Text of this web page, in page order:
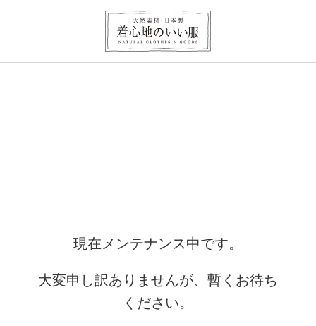
現在メンテナンス中です。
大変申し訳ありませんが、暫くお待ち
ください。